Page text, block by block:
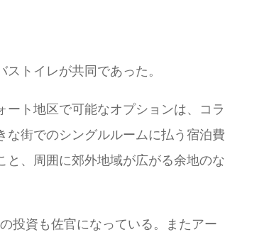
トイレが共同であった。
ト地区で可能なオプションは、コラ
街でのシングルルームに払う宿泊費
と、周囲に郊外地域が広がる余地のな
投資も佐官になっている。またアー